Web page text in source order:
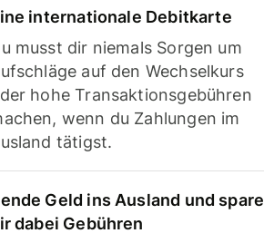
internationale Debitkarte
musst dir niemals Sorgen um
auf den Wechselkurs
hohe Transaktionsgebühren
wenn du Zahlungen im
tätigst.
Geld ins Ausland und spare
dabei Gebühren